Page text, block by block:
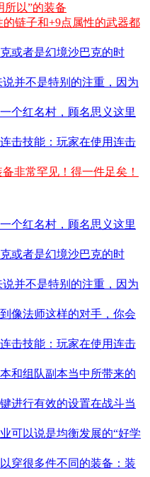
所以”的装备
链子和+9点属性的武器都
或者是幻境沙巴克的时
并不是特别的注重，因为
个红名村，顾名思义这里
击技能：玩家在使用连击
非常罕见！得一件足矣！
个红名村，顾名思义这里
或者是幻境沙巴克的时
并不是特别的注重，因为
像法师这样的对手，你会
击技能：玩家在使用连击
和组队副本当中所带来的
进行有效的设置在战斗当
可以说是均衡发展的“好学
穿很多件不同的装备：装